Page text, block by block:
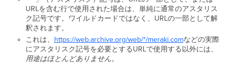
ル
ー
プ
ポ
リ
シ
URLを含む行で使用された場合は、単純に通常のアスタリス
ク記号です。ワイルドカードではなく、URLの一部として解
釈されます。
これは、 https://web.archive.org/web/*/meraki.comなどの実際
にアスタリスク記号を必要とするURLで使用する以外には、
用途はほとんどありません。